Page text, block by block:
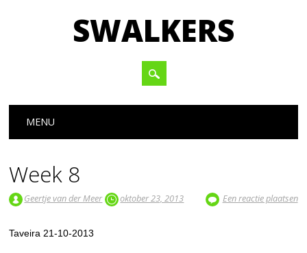
SWALKERS
Hoofdmenu
MENU
Week 8
Geertje van der Meer oktober 23, 2013 Een reactie plaatsen
Taveira 21-10-2013